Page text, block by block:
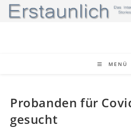
MENÜ
Probanden für
gesucht